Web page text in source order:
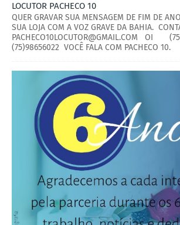
LOCUTOR PACHECO 10
QUER GRAVAR SUA MENSAGEM DE FIM DE
SUA LOJA COM A VOZ GRAVE DA BAHIA.
PACHECO10LOCUTOR@GMAIL.COM OI
(75)98656022 VOCÊ FALA COM PACHECO 10.